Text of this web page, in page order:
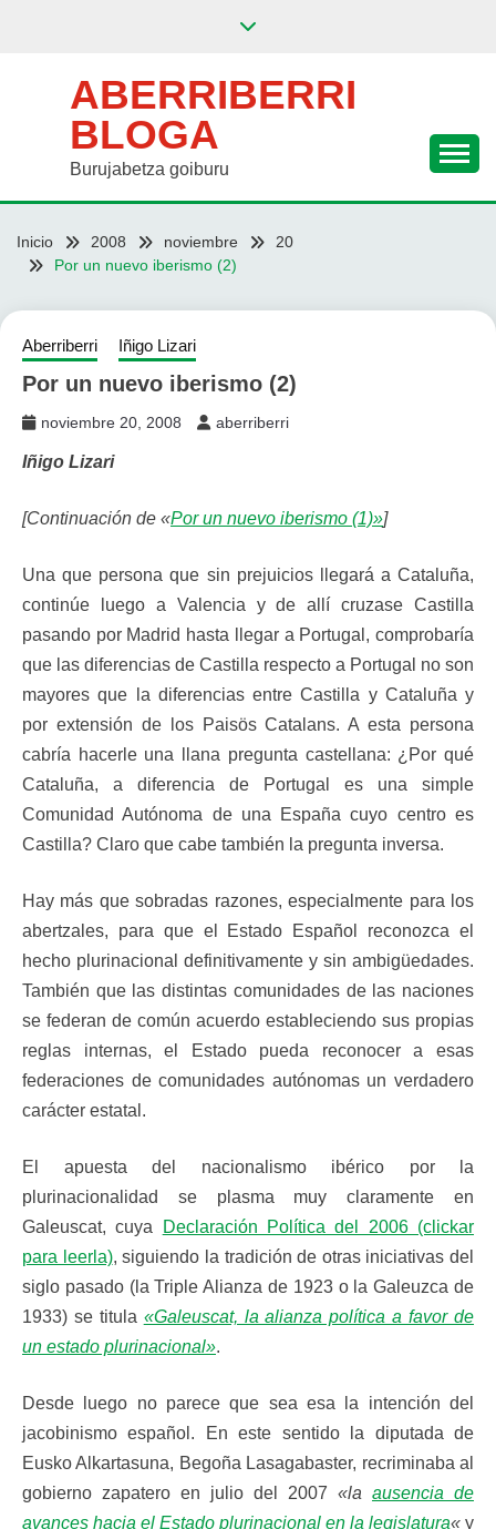
ABERRIBERRI
BLOGA
Burujabetza goiburu
Inicio 2008 noviembre
20
Por un nuevo iberismo (2)
Aberriberri Iñigo Lizari
Por un nuevo iberismo (2)
noviembre 20, 2008 aberriberri
Iñigo Lizari
[Continuación de «Por un nuevo iberismo (1)»]
Una que persona que sin prejuicios llegará a Cataluña,
continúe luego a Valencia y de allí cruzase Castilla
pasando por Madrid hasta llegar a Portugal, comprobaría
que las diferencias de Castilla respecto a Portugal no son
mayores que la diferencias entre Castilla y Cataluña y
por extensión de los Paisös Catalans. A esta persona
cabría hacerle una llana pregunta castellana: ¿Por qué
Cataluña, a diferencia de Portugal es una simple
Comunidad Autónoma de una España cuyo centro es
Castilla? Claro que cabe también la pregunta inversa.
Hay más que sobradas razones, especialmente para los
abertzales, para que el Estado Español reconozca el
hecho plurinacional definitivamente y sin ambigüedades.
También que las distintas comunidades de las naciones
se federan de común acuerdo estableciendo sus propias
reglas internas, el Estado pueda reconocer a esas
federaciones de comunidades autónomas un verdadero
carácter estatal.
El apuesta del nacionalismo ibérico por la
plurinacionalidad se plasma muy claramente en
Galeuscat, cuya
Declaración Política del 2006 (clickar
para leerla), siguiendo la tradición de otras iniciativas del
siglo pasado (la Triple Alianza de 1923 o la Galeuzca de
1933) se titula «Galeuscat, la alianza política a favor de
un estado plurinacional».
Desde luego no parece que sea esa la intención del
jacobinismo español. En este sentido la diputada de
Eusko Alkartasuna, Begoña Lasagabaster, recriminaba al
gobierno zapatero en julio del 2007 «la ausencia de
avances hacia el Estado plurinacional en la legislatura« y